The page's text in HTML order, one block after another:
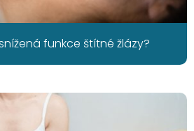
funkce štítné žlázy?